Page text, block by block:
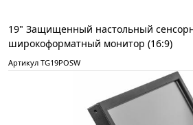
19" Защищенный настольный
широкоформатный монитор (16:9)
Артикул TG19POSW